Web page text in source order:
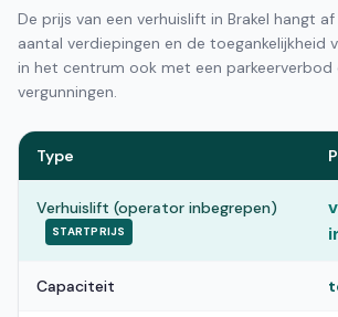
De prijs van een verhuislift in Brakel hangt
aantal verdiepingen en de toegankelijkheid
in het centrum ook met een parkeerverbod
vergunningen.
Type
Verhuislift (operator inbegrepen)
STARTPRIJS
Capaciteit